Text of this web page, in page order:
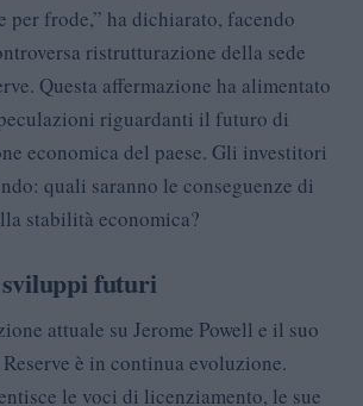
per frode,” ha dichiarato, facendo
ristrutturazione della sede
Questa affermazione ha alimentato
riguardanti il futuro di
economica del paese. Gli investitori
quali saranno le conseguenze di
stabilità economica?
futuri
attuale su Jerome Powell e il suo
è in continua evoluzione.
le voci di licenziamento, le sue